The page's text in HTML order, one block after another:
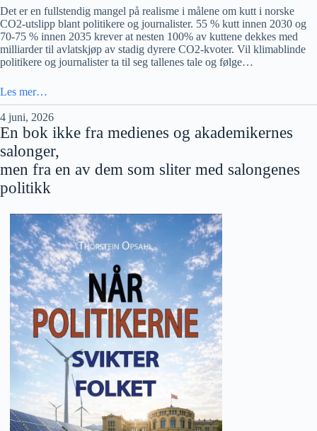
Det er en fullstendig mangel på realisme i målene om kutt i norske
CO2-utslipp blant politikere og journalister. 55 % kutt innen 2030 og
70-75 % innen 2035 krever at nesten 100% av kuttene dekkes med
milliarder til avlatskjøp av stadig dyrere CO2-kvoter. Vil klimablinde
politikere og journalister ta til seg tallenes tale og følge…
Les mer…
4 juni, 2026
En bok ikke fra medienes og akademikernes
salonger,
men fra en av dem som sliter med salongenes
politikk